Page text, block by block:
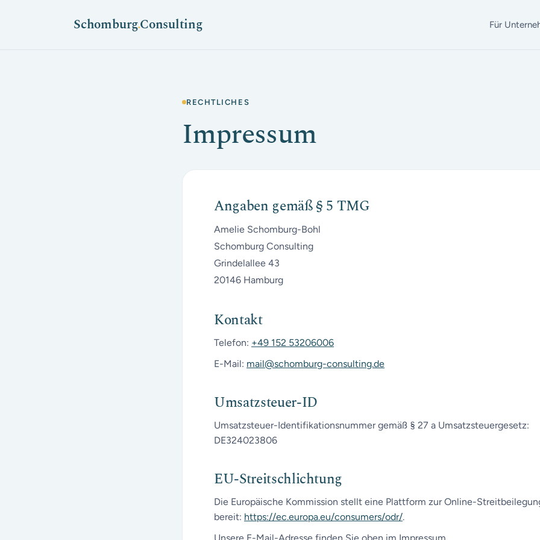
Schomburg.Consulting Für
RECHTLICHES
Impressum
Angaben gemäß § 5 TMG
Amelie Schomburg-Bohl
Schomburg Consulting
Grindelallee 43
20146 Hamburg
Kontakt
Telefon: +49 152 53206006
E-Mail: mail@schomburg-consulting.de
Umsatzsteuer-ID
Umsatzsteuer-Identifikationsnummer gemäß § 27 a Umsatzsteuergesetz:
DE324023806
EU-Streitschlichtung
Die Europäische Kommission stellt eine Plattform zur Online-
bereit: https://ec.europa.eu/consumers/odr/.
Unsere E-Mail-Adresse finden Sie oben im Impressum.